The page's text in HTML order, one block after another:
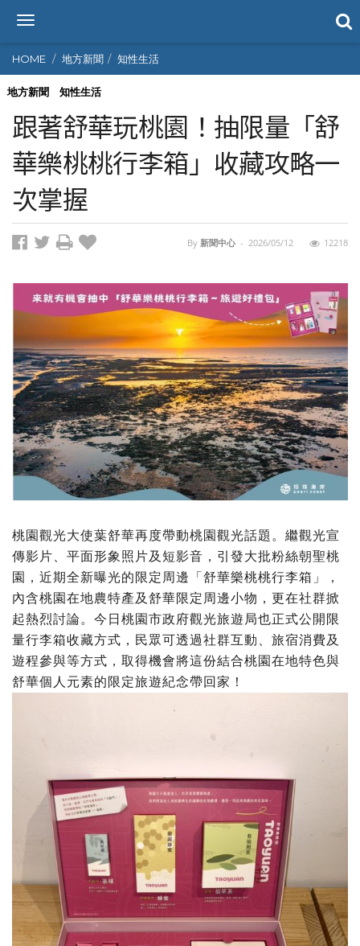
T
g
g
l
n
a
v
i
g
a
t
HOME 地方新聞 知性生活
地方新聞 知性生活
跟著舒華玩桃園！抽限量「舒
華樂桃桃行李箱」收藏攻略一
次掌握
By 新聞中心 - 2026/05/12 12218
桃園觀光大使葉舒華再度帶動桃園觀光話題。繼觀光宣
傳影片、平面形象照片及短影音，引發大批粉絲朝聖桃
園，近期全新曝光的限定周邊「舒華樂桃桃行李箱」，
內含桃園在地農特產及舒華限定周邊小物，更在社群掀
起熱烈討論。今日桃園市政府觀光旅遊局也正式公開限
量行李箱收藏方式，民眾可透過社群互動、旅宿消費及
遊程參與等方式，取得機會將這份結合桃園在地特色與
舒華個人元素的限定旅遊紀念帶回家！